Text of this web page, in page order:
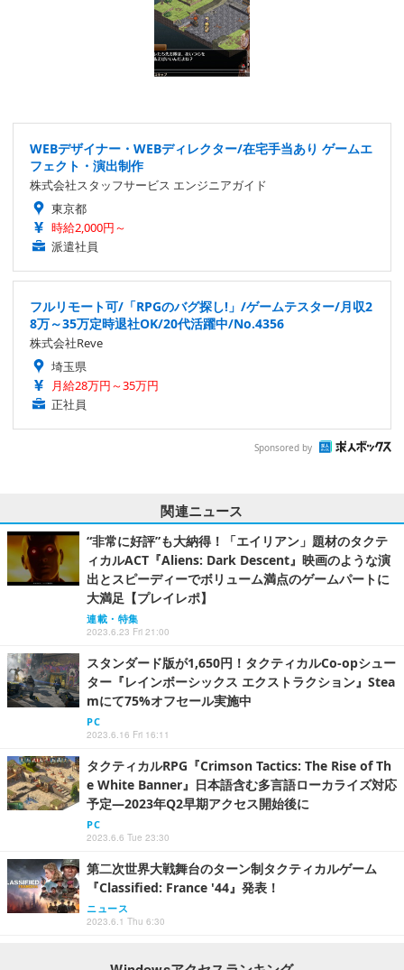
WEBデザイナー・WEBディレクター/在宅手当あり ゲームエ
フェクト・演出制作
株式会社スタッフサービス エンジニアガイド
東京都
時給2,000円～
派遣社員
フルリモート可/「RPGのバグ探し!」/ゲームテスター/月収2
8万～35万定時退社OK/20代活躍中/No.4356
株式会社Reve
埼玉県
月給28万円～35万円
正社員
Sponsored by
関連ニュース
“非常に好評”も大納得！「エイリアン」題材のタクテ
ィカルACT『Aliens: Dark Descent』映画のような演
出とスピーディーでボリューム満点のゲームパートに
大満足【プレイレポ】
連載・特集
2023.6.23 Fri 21:00
スタンダード版が1,650円！タクティカルCo-opシュー
ター『レインボーシックス エクストラクション』Stea
mにて75%オフセール実施中
PC
2023.6.16 Fri 16:11
タクティカルRPG『Crimson Tactics: The Rise of Th
e White Banner』日本語含む多言語ローカライズ対応
予定―2023年Q2早期アクセス開始後に
PC
2023.6.6 Tue 23:30
第二次世界大戦舞台のターン制タクティカルゲーム
『Classified: France '44』発表！
ニュース
2023.6.1 Thu 6:30